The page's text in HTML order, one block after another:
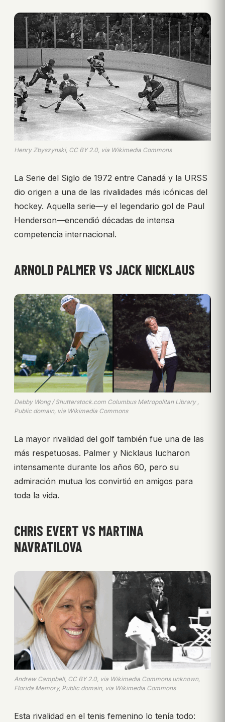
Henry Zbyszynski, CC BY 2.0, via Wikimedia Commons
La Serie del Siglo de 1972 entre Canadá y la URSS
dio origen a una de las rivalidades más icónicas del
hockey. Aquella serie—y el legendario gol de Paul
Henderson—encendió décadas de intensa
competencia internacional.
ARNOLD PALMER VS JACK NICKLAUS
Debby Wong / Shutterstock.com Columbus Metropolitan Library ,
Public domain, via Wikimedia Commons
La mayor rivalidad del golf también fue una de las
más respetuosas. Palmer y Nicklaus lucharon
intensamente durante los años 60, pero su
admiración mutua los convirtió en amigos para
toda la vida.
CHRIS EVERT VS MARTINA
NAVRATILOVA
Andrew Campbell, CC BY 2.0, via Wikimedia Commons unknown,
Florida Memory, Public domain, via Wikimedia Commons
Esta rivalidad en el tenis femenino lo tenía todo: